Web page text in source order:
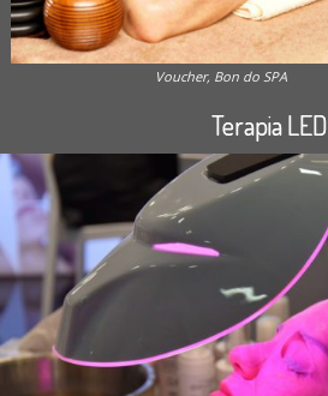
Voucher, Bon do SPA
Terapia LED